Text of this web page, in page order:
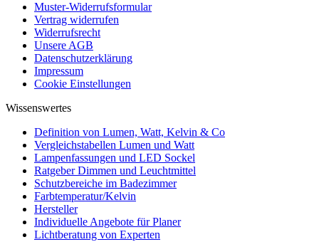
Muster-Widerrufsformular
Vertrag widerrufen
Widerrufsrecht
Unsere AGB
Datenschutzerklärung
Impressum
Cookie Einstellungen
Wissenswertes
Definition von Lumen, Watt, Kelvin & Co
Vergleichstabellen Lumen und Watt
Lampenfassungen und LED Sockel
Ratgeber Dimmen und Leuchtmittel
Schutzbereiche im Badezimmer
Farbtemperatur/Kelvin
Hersteller
Individuelle Angebote für Planer
Lichtberatung von Experten